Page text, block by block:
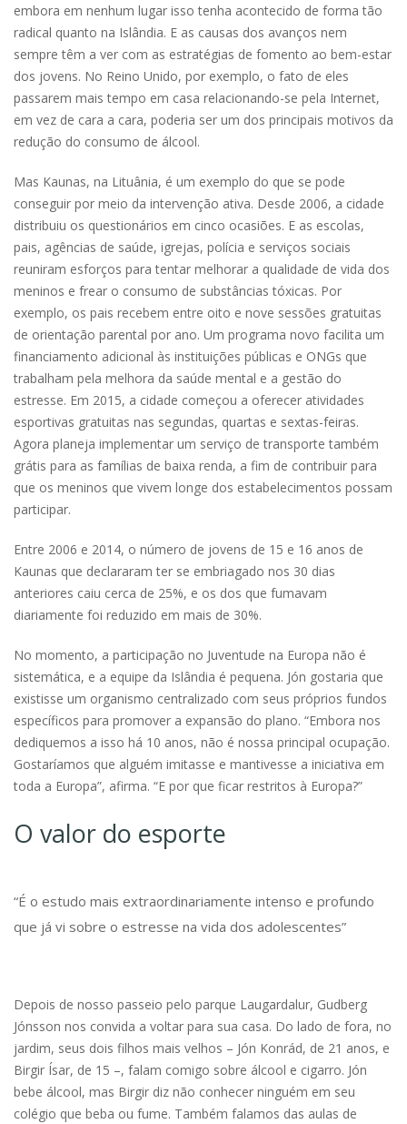
embora em nenhum lugar isso tenha acontecido de forma tão
radical quanto na Islândia. E as causas dos avanços nem
sempre têm a ver com as estratégias de fomento ao bem-estar
dos jovens. No Reino Unido, por exemplo, o fato de eles
passarem mais tempo em casa relacionando-se pela Internet,
em vez de cara a cara, poderia ser um dos principais motivos da
redução do consumo de álcool.
Mas Kaunas, na Lituânia, é um exemplo do que se pode
conseguir por meio da intervenção ativa. Desde 2006, a cidade
distribuiu os questionários em cinco ocasiões. E as escolas,
pais, agências de saúde, igrejas, polícia e serviços sociais
reuniram esforços para tentar melhorar a qualidade de vida dos
meninos e frear o consumo de substâncias tóxicas. Por
exemplo, os pais recebem entre oito e nove sessões gratuitas
de orientação parental por ano. Um programa novo facilita um
financiamento adicional às instituições públicas e ONGs que
trabalham pela melhora da saúde mental e a gestão do
estresse. Em 2015, a cidade começou a oferecer atividades
esportivas gratuitas nas segundas, quartas e sextas-feiras.
Agora planeja implementar um serviço de transporte também
grátis para as famílias de baixa renda, a fim de contribuir para
que os meninos que vivem longe dos estabelecimentos possam
participar.
Entre 2006 e 2014, o número de jovens de 15 e 16 anos de
Kaunas que declararam ter se embriagado nos 30 dias
anteriores caiu cerca de 25%, e os dos que fumavam
diariamente foi reduzido em mais de 30%.
No momento, a participação no Juventude na Europa não é
sistemática, e a equipe da Islândia é pequena. Jón gostaria que
existisse um organismo centralizado com seus próprios fundos
específicos para promover a expansão do plano. “Embora nos
dediquemos a isso há 10 anos, não é nossa principal ocupação.
Gostaríamos que alguém imitasse e mantivesse a iniciativa em
toda a Europa”, afirma. “E por que ficar restritos à Europa?”
O valor do esporte
“É o estudo mais extraordinariamente intenso e profundo
que já vi sobre o estresse na vida dos adolescentes”
Depois de nosso passeio pelo parque Laugardalur, Gudberg
Jónsson nos convida a voltar para sua casa. Do lado de fora, no
jardim, seus dois filhos mais velhos – Jón Konrád, de 21 anos, e
Birgir Ísar, de 15 –, falam comigo sobre álcool e cigarro. Jón
bebe álcool, mas Birgir diz não conhecer ninguém em seu
colégio que beba ou fume. Também falamos das aulas de